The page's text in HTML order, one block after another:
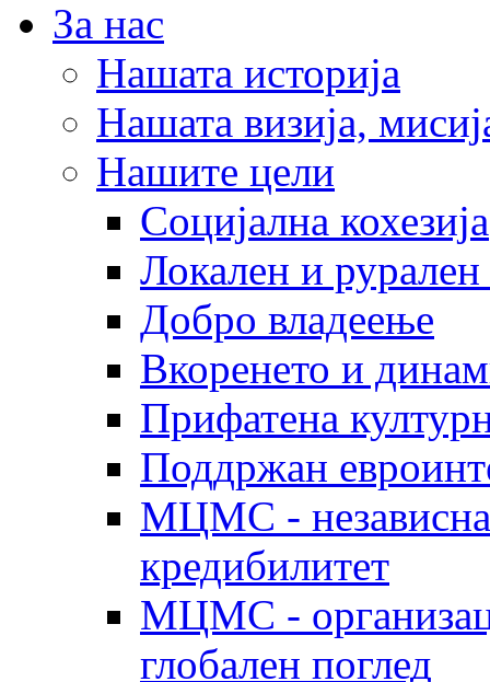
За нас
Нашата историја
Нашата визија,
Нашите цели
Социјална кохезија
Локален и рурален
Добро владеење
Вкоренето и
Прифатена
Поддржан
МЦМС - независна
кредибилитет
МЦМС -
глобален поглед